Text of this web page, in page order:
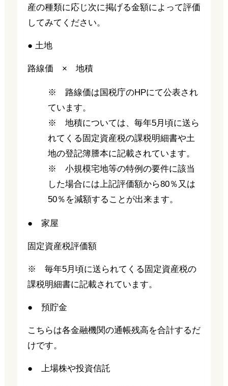
産の種類に応じ次に掲げる金額によって評価
してみてください。
● 土地
路線価 × 地積
※ 路線価は国税庁のHPにて公表され
ています。
※ 地積については、毎年5月頃に送ら
れてくる固定資産税の課税明細書や土
地の登記簿謄本に記載されています。
※ 小規模宅地等の特例の要件に該当
した場合には上記評価額から80％又は
50％を減額することが出来ます。
● 家屋
固定資産税評価額
※ 毎年5月頃に送られてくる固定資産税の
課税明細書に記載されています。
● 預貯金
こちらは各金融機関の通帳残高を合計するだ
けです。
● 上場株や投資信託